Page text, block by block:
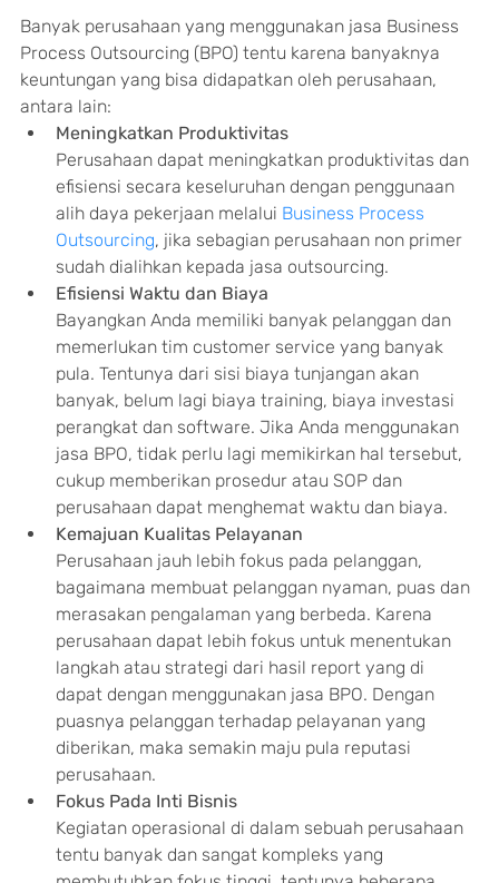
Banyak perusahaan yang menggunakan jasa Business
Process Outsourcing (BPO) tentu karena banyaknya
keuntungan yang bisa didapatkan oleh perusahaan,
antara lain:
Meningkatkan Produktivitas
Perusahaan dapat meningkatkan produktivitas dan
efisiensi secara keseluruhan dengan penggunaan
alih daya pekerjaan melalui Business Process
Outsourcing, jika sebagian perusahaan non primer
sudah dialihkan kepada jasa outsourcing.
Efisiensi Waktu dan Biaya
Bayangkan Anda memiliki banyak pelanggan dan
memerlukan tim customer service yang banyak
pula. Tentunya dari sisi biaya tunjangan akan
banyak, belum lagi biaya training, biaya investasi
perangkat dan software. Jika Anda menggunakan
jasa BPO, tidak perlu lagi memikirkan hal tersebut,
cukup memberikan prosedur atau SOP dan
perusahaan dapat menghemat waktu dan biaya.
Kemajuan Kualitas Pelayanan
Perusahaan jauh lebih fokus pada pelanggan,
bagaimana membuat pelanggan nyaman, puas dan
merasakan pengalaman yang berbeda. Karena
perusahaan dapat lebih fokus untuk menentukan
langkah atau strategi dari hasil report yang di
dapat dengan menggunakan jasa BPO. Dengan
puasnya pelanggan terhadap pelayanan yang
diberikan, maka semakin maju pula reputasi
perusahaan.
Fokus Pada Inti Bisnis
Kegiatan operasional di dalam sebuah perusahaan
tentu banyak dan sangat kompleks yang